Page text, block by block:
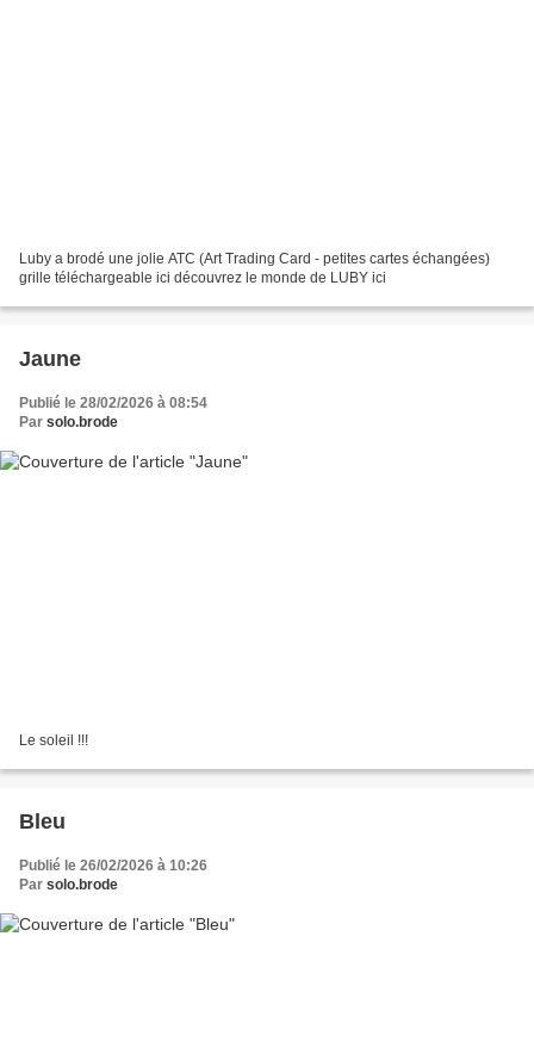
Luby a brodé une jolie ATC (Art Trading Card - petites cartes échangées)
grille téléchargeable ici découvrez le monde de LUBY ici
Jaune
Publié le 28/02/2026 à 08:54
Par solo.brode
Le soleil !!!
Bleu
Publié le 26/02/2026 à 10:26
Par solo.brode